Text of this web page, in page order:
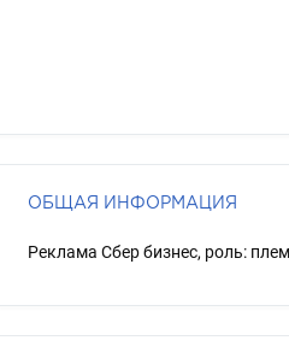
ОБЩАЯ ИНФОРМАЦИЯ
Реклама Сбер бизнес, роль: